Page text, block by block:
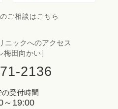
ご相談はこちら
ニックへのアクセス
梅田向かい］
2136
の受付時間
～19:00